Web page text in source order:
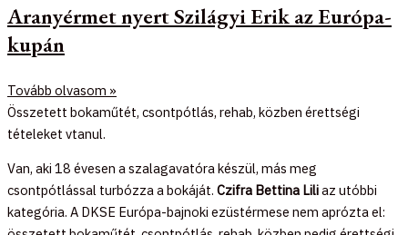
Aranyérmet nyert Szilágyi Erik az Európa-
kupán
Tovább olvasom »
Összetett bokaműtét, csontpótlás, rehab, közben érettségi
tételeket vtanul.
Van, aki 18 évesen a szalagavatóra készül, más meg
csontpótlással turbózza a bokáját. Czifra Bettina Liliaz utóbbi
kategória. A DKSE Európa-bajnoki ezüstérmese nem aprózta el: